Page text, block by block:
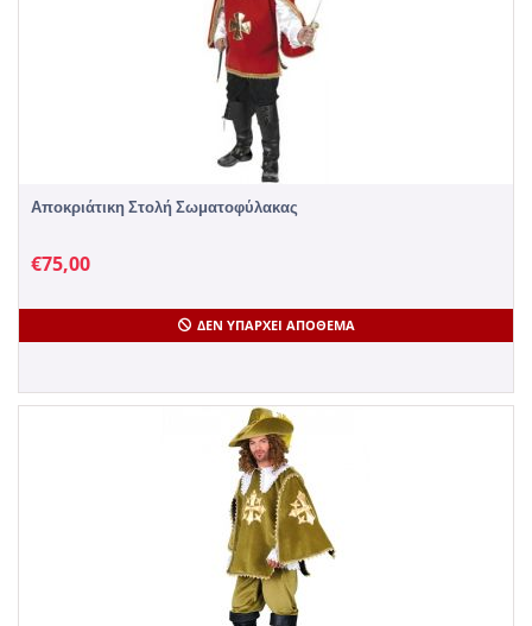
Αποκριάτικη Στολή Σωματοφύλακας
€75,00
ΔΕΝ ΥΠΆΡΧΕΙ ΑΠΌΘΕΜΑ